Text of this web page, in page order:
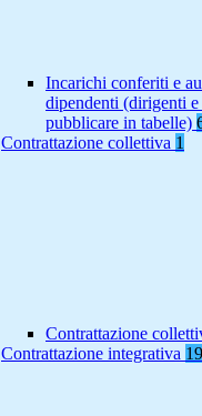
Incarichi conferiti e
dipendenti (dirigenti
pubblicare in tabelle)
Contrattazione collettiva 1
Contrattazione
Contrattazione integrativa 19